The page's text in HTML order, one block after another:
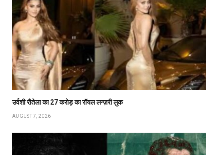
उर्वशी रौतेला का ₹27 करोड़ का रॉयल लग्ज़री लुक
AUGUST 7, 2026